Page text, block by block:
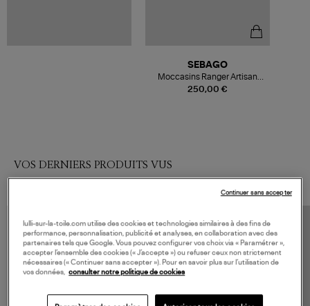
250,00 €
SEBAGO
Moccasins Ranger Artisan
Woman Sughero
VOS DERNIERS PRODUITS VUS
lulli-sur-la-toile.com utilise des cookies et technologies similaires à des fins de
performance, personnalisation, publicité et analyses, en collaboration avec des
partenaires tels que Google. Vous pouvez configurer vos choix via « Paramétrer »,
accepter l’ensemble des cookies (« J’accepte ») ou refuser ceux non strictement
nécessaires (« Continuer sans accepter »). Pour en savoir plus sur l’utilisation de
vos données,
consulter notre politique de cookies
Continuer sans accepter